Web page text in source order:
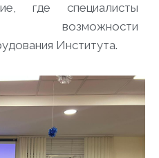
где специалисты
возможности
Института.